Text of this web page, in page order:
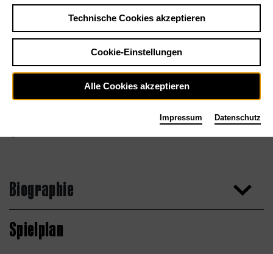
Biographie
Spielplan
Technische Cookies akzeptieren
Cookie-Einstellungen
Alle Cookies akzeptieren
Impressum Datenschutz